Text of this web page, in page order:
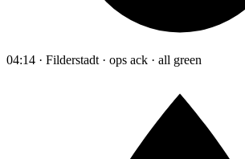
04:14 · Filderstadt · ops ack · all green